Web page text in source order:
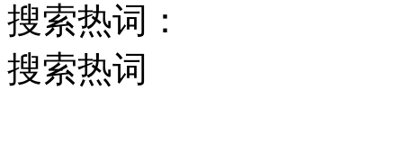
搜索热词：
搜索热词